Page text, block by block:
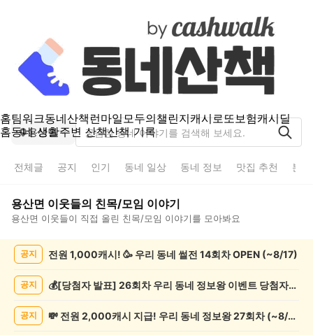
홈팀워크동네산책런마일모두의챌린지캐시로또보험캐시딜
홈동네 생활주변 산책산책 기록
용산면
전체글 공지 인기 동네 일상 동네 정보 맛집 추천 분
용산면 이웃들의 친목/모임 이야기
용산면 이웃들이 직접 올린 친목/모임 이야기를 모아봐요
공지 전원 1,000캐시! 🥳 우리 동네 썰전 14회차 OPEN (~8/17)
공지 💰[당첨자 발표] 26회차 우리 동네 정보왕 이벤트 당첨자를 발표합니다!
공지 💸 전원 2,000캐시 지급! 우리 동네 정보왕 27회차 (~8/10)